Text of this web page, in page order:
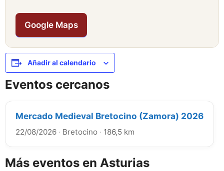
Google Maps
Añadir al calendario
Eventos cercanos
Mercado Medieval Bretocino (Zamora) 2026
22/08/2026 · Bretocino · 186,5 km
Más eventos en Asturias